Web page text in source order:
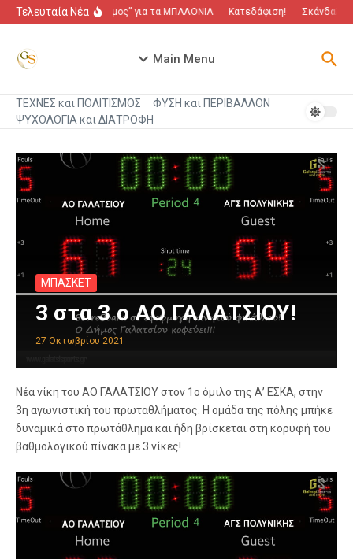
Μετάβαση στο περιεχόμενο
Τελευταία Νέα“Πόλεμος” για τα ΜΠΑΛΟΝΙΑ Κατεδάφιση! Σκάνδαλο
Main Menu
ΤΕΧΝΕΣ και ΠΟΛΙΤΙΣΜΟΣ
ΦΥΣΗ και ΠΕΡΙΒΑΛΛΟΝ
ΨΥΧΟΛΟΓΙΑ και ΔΙΑΤΡΟΦΗ
ΜΠΑΣΚΕΤ
3 στα 3 ο ΑΟ ΓΑΛΑΤΣΙΟΥ!
27 Οκτωβρίου 2021
Νέα νίκη του ΑΟ ΓΑΛΑΤΣΙΟΥ στον 1ο όμιλο της Α’ ΕΣΚΑ, στην
3η αγωνιστική του πρωταθλήματος. Η ομάδα της πόλης μπήκε
δυναμικά στο πρωτάθλημα και ήδη βρίσκεται στη κορυφή του
βαθμολογικού πίνακα με 3 νίκες!